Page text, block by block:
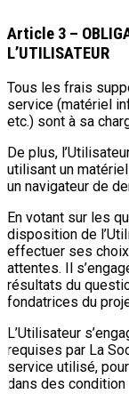
Article 3 –
L’UTILISATEUR
Tous les frais
service (matériel
etc.) sont à sa
De plus,
utilisant un
un navigateur de
En votant sur les
disposition de
effectuer ses
attentes. Il
résultats du
fondatrices du
L’Utilisateur
requises par La
service utilisé,
dans des